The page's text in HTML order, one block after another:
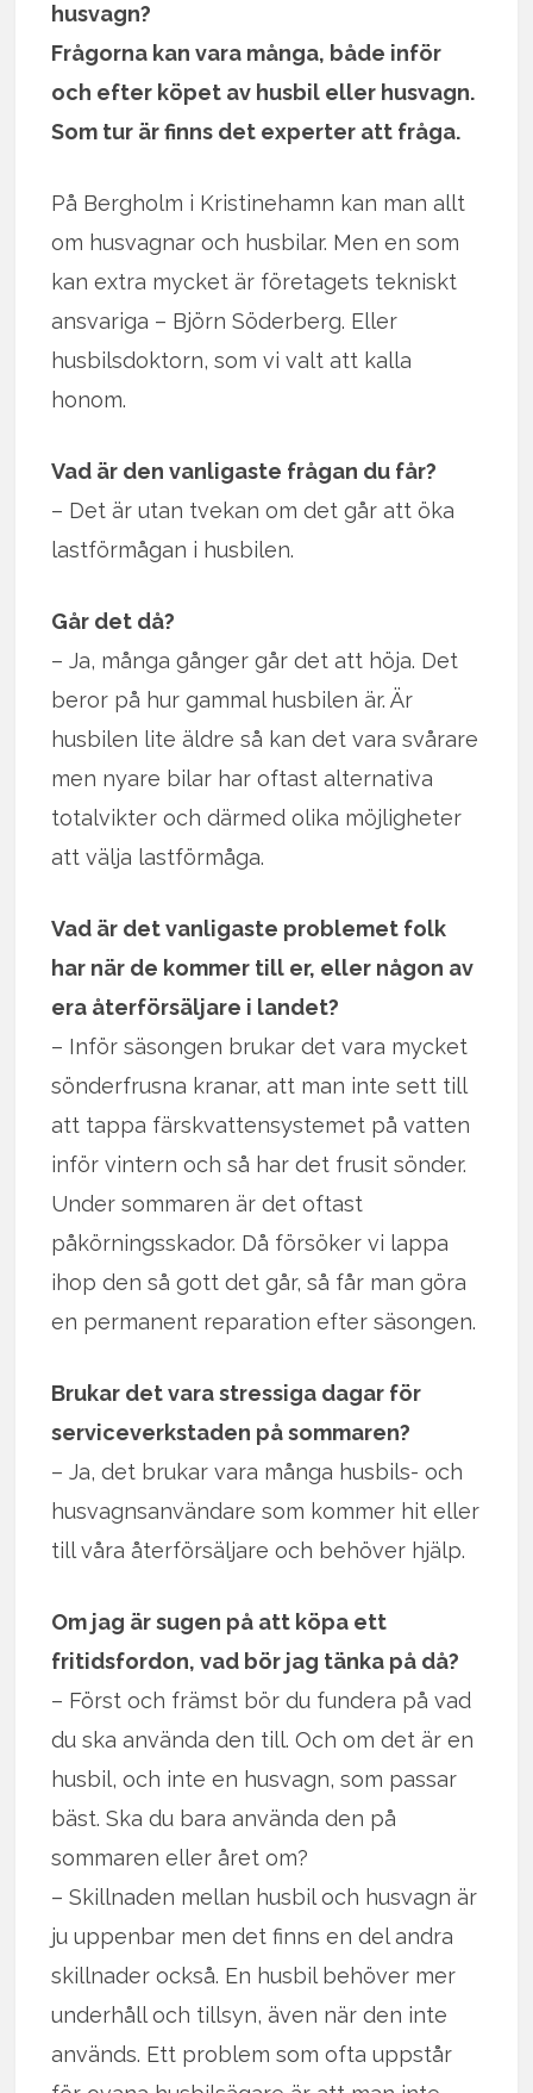
husvagn?
Frågorna kan vara många, både inför
och efter köpet av husbil eller husvagn.
Som tur är finns det experter att fråga.
På Bergholm i Kristinehamn kan man allt
om husvagnar och husbilar. Men en som
kan extra mycket är företagets tekniskt
ansvariga – Björn Söderberg. Eller
husbilsdoktorn, som vi valt att kalla
honom.
Vad är den vanligaste frågan du får?
– Det är utan tvekan om det går att öka
lastförmågan i husbilen.
Går det då?
– Ja, många gånger går det att höja. Det
beror på hur gammal husbilen är. Är
husbilen lite äldre så kan det vara svårare
men nyare bilar har oftast alternativa
totalvikter och därmed olika möjligheter
att välja lastförmåga.
Vad är det vanligaste problemet folk
har när de kommer till er, eller någon av
era återförsäljare i landet?
– Inför säsongen brukar det vara mycket
sönderfrusna kranar, att man inte sett till
att tappa färskvattensystemet på vatten
inför vintern och så har det frusit sönder.
Under sommaren är det oftast
påkörningsskador. Då försöker vi lappa
ihop den så gott det går, så får man göra
en permanent reparation efter säsongen.
Brukar det vara stressiga dagar för
serviceverkstaden på sommaren?
– Ja, det brukar vara många husbils- och
husvagnsanvändare som kommer hit eller
till våra återförsäljare och behöver hjälp.
Om jag är sugen på att köpa ett
fritidsfordon, vad bör jag tänka på då?
– Först och främst bör du fundera på vad
du ska använda den till. Och om det är en
husbil, och inte en husvagn, som passar
bäst. Ska du bara använda den på
sommaren eller året om?
– Skillnaden mellan husbil och husvagn är
ju uppenbar men det finns en del andra
skillnader också. En husbil behöver mer
underhåll och tillsyn, även när den inte
används. Ett problem som ofta uppstår